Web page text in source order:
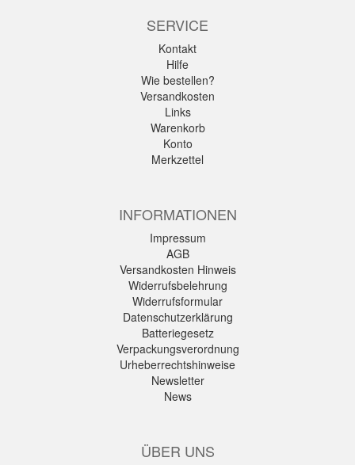
SERVICE
Kontakt
Hilfe
Wie bestellen?
Versandkosten
Links
Warenkorb
Konto
Merkzettel
INFORMATIONEN
Impressum
AGB
Versandkosten Hinweis
Widerrufsbelehrung
Widerrufsformular
Datenschutzerklärung
Batteriegesetz
Verpackungsverordnung
Urheberrechtshinweise
Newsletter
News
ÜBER UNS